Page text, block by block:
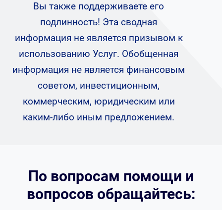
Вы также поддерживаете его
подлинность! Эта сводная
информация не является призывом к
использованию Услуг. Обобщенная
информация не является финансовым
советом, инвестиционным,
коммерческим, юридическим или
каким-либо иным предложением.
По вопросам помощи и
вопросов обращайтесь: